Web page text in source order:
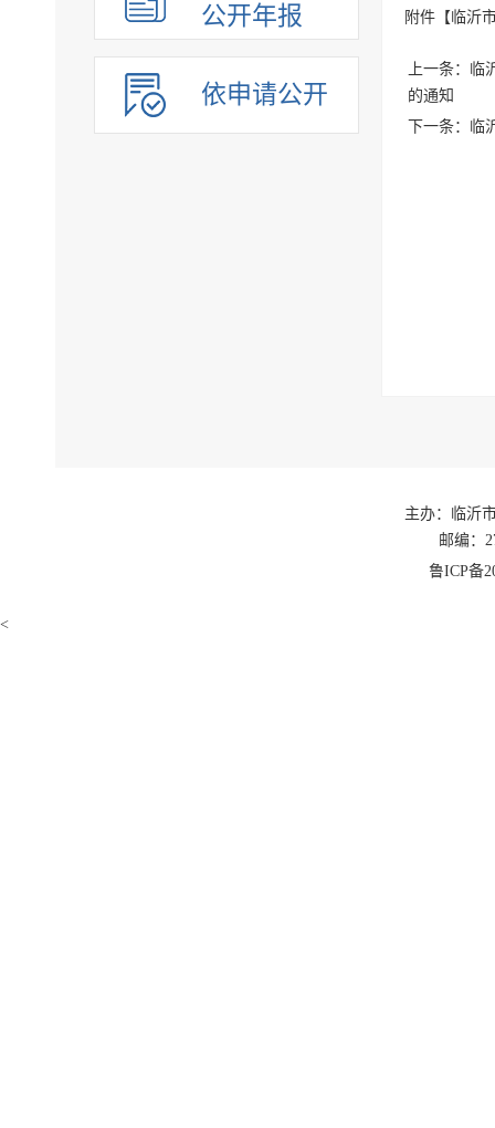
重点领域
法制政府建设工作年报
公开年报
依申请公开
附件【 临沂
上一条：
的通知
下一条：
主办：临沂
邮编：
鲁ICP备
<